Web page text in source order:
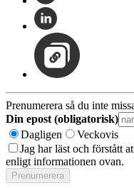
Prenumerera så du inte
Din epost (obligatorisk)
Dagligen
Veckovis
Jag har läst och förstått
enligt informationen ovan.